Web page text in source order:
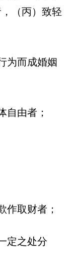
（丙）致轻
为而成婚姻
自由者；
作取财者；
定之处分